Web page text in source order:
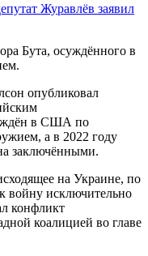
Журавлёв заявил
Бута, осуждённого в
опубликовал
в США по
а в 2022 году
заключёнными.
на Украине, по
войну исключительно
конфликт
коалицией во главе